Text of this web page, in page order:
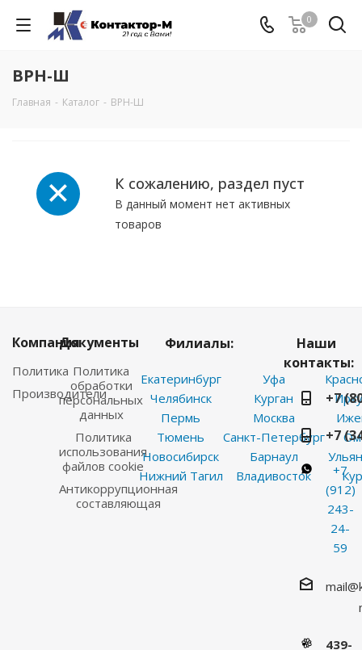
0
ВРН-Ш
Главная - Каталог - ВРН-Ш
К сожалению, раздел пуст
В данный момент нет активных
товаров
Компания
Политика
Производители
Документы
Политика
обработки
персональных
данных
Политика
использования
файлов cookie
Антикоррупционная
составляющая
Филиалы:
Екатеринбург
Челябинск
Пермь
Тюмень
Новосибирск
Нижний Тагил
Уфа
Курган
Москва
Санкт-Петербург
Барнаул
Владивосток
Наши
контакты:
+7
+7
+7
(912)
243-
24-
59
439-